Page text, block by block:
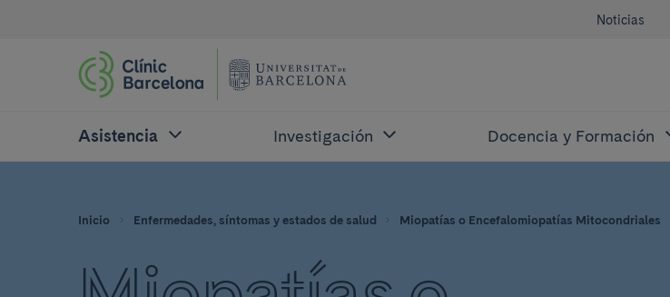
Noticias
Asistencia Investigación Docencia y Formación
Inicio Enfermedades, síntomas y estados de salud Miopatías o Encefalomiopatías Mitocondriales